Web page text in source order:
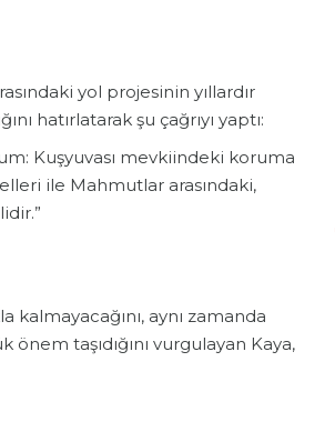
yol projesinin yıllardır
hatırlatarak şu çağrıyı yaptı:
Kuşyuvası mevkiindeki koruma
ile Mahmutlar arasındaki,
kalmayacağını, aynı zamanda
taşıdığını vurgulayan Kaya,
CHP'de Kamacı görevden alındı, Şahin atandı